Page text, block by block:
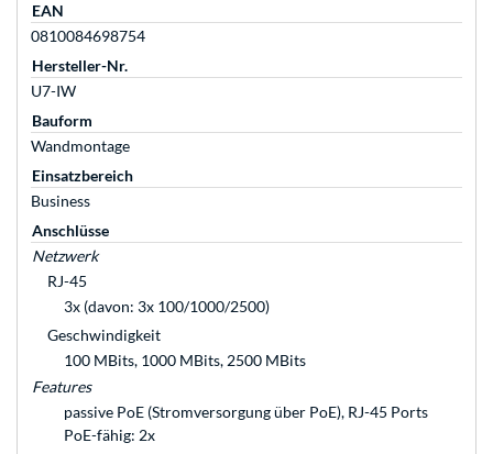
EAN
0810084698754
Hersteller-Nr.
U7-IW
Bauform
Wandmontage
Einsatzbereich
Business
Anschlüsse
Netzwerk
RJ-45
3x (davon: 3x 100/1000/2500)
Geschwindigkeit
100 MBits, 1000 MBits, 2500 MBits
Features
passive PoE (Stromversorgung über PoE), RJ-45 Ports
PoE-fähig: 2x